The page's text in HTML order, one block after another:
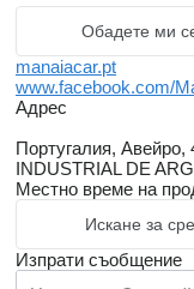
Обадете ми
manaiacar.pt
www.facebook.com/
Адрес
Португалия,
INDUSTRIAL DE
Местно време на
Искане за
Изпрати съобщение